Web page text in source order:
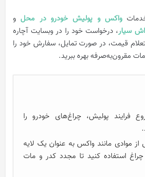
خدماتواکس و پولیش خودرو در محلو
سیار، درخواست خود را در وبسایت آچاره
قیمت، در صورت تمایل، سفارش خود را
مقرون‌به‌صرفه بهره ببرید.
فرایند پولیش، چراغ‌های خودرو را
از موادی مانند واکس به عنوان یک لایه
استفاده کنید تا مجدد کدر و مات